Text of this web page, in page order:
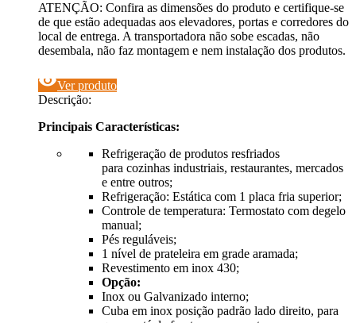
ATENÇÃO: Confira as dimensões do produto e certifique-se
de que estão adequadas aos elevadores, portas e corredores do
local de entrega. A transportadora não sobe escadas, não
desembala, não faz montagem e nem instalação dos produtos.
visibilityVer produto
Descrição:
Principais Características:
Refrigeração de produtos resfriados
para cozinhas industriais, restaurantes, mercados
e entre outros;
Refrigeração: Estática com 1 placa fria superior;
Controle de temperatura: Termostato com degelo
manual;
Pés reguláveis;
1 nível de prateleira em grade aramada;
Revestimento em inox 430;
Opção:
Inox ou Galvanizado interno;
Cuba em inox posição padrão lado direito, para